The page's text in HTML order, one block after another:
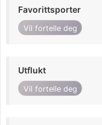
Favorittsporter
Vil fortelle deg
Utflukt
Vil fortelle deg